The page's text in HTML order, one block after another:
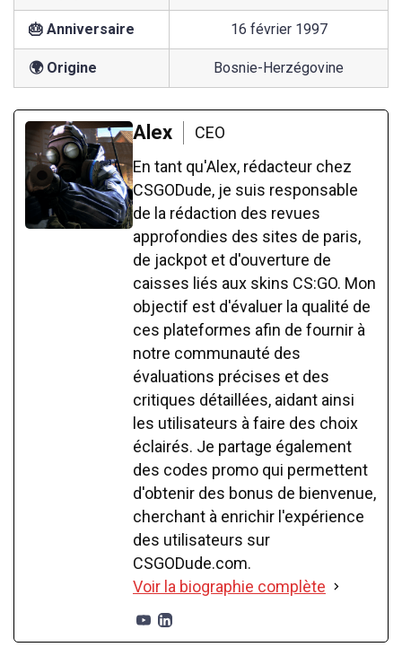
🎂 Anniversaire 16 février 1997
🌍 Origine Bosnie-Herzégovine
Alex
CEO
En tant qu'Alex, rédacteur chez
CSGODude, je suis responsable
de la rédaction des revues
approfondies des sites de paris,
de jackpot et d'ouverture de
caisses liés aux skins CS:GO. Mon
objectif est d'évaluer la qualité de
ces plateformes afin de fournir à
notre communauté des
évaluations précises et des
critiques détaillées, aidant ainsi
les utilisateurs à faire des choix
éclairés. Je partage également
des codes promo qui permettent
d'obtenir des bonus de bienvenue,
cherchant à enrichir l'expérience
des utilisateurs sur
CSGODude.com.
Voir la biographie complète